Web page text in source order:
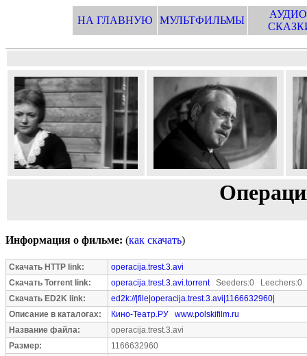
НА ГЛАВНУЮ МУЛЬТФИЛЬМЫ
Информация о фильме: (как скачать)
Скачать HTTP link:
operacija.trest.3.avi
Скачать Torrent link:
operacija.trest.3.avi.torrentSeeders:0 Leechers:0
Скачать ED2K link:
ed2k://|file|operacija.trest.3.avi|1166632960|
Описание в каталогах:
Кино-Театр.РУ
www.polskifilm.ru
Название файла:
operacija.trest.3.avi
Размер:
1166632960